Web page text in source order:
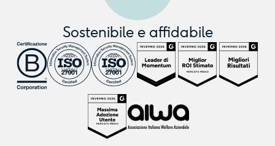
Sostenibile e affidabile